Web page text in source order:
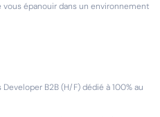
épanouir dans un environnement
B2B (H/F) dédié à 100% au